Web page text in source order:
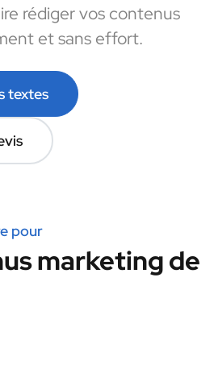
rédiger vos contenus
et sans effort.
textes
pour
marketing de